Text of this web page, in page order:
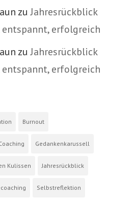
zuJahresrückblick
entspannt, erfolgreich
zuJahresrückblick
entspannt, erfolgreich
Burnout
Gedankenkarussell
Kulissen Jahresrückblick
Selbstreflektion